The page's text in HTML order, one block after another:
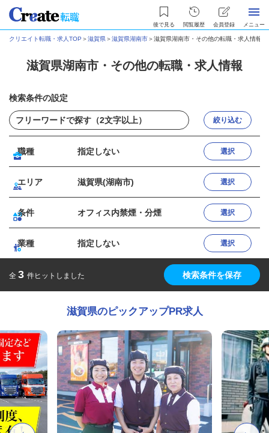
後で見る 閲覧履歴 会員登録 メニュー
クリエイト転職・求人TOP ＞滋賀県＞滋賀県湖南市＞滋賀県湖南市・その他の転職・求人情報
滋賀県湖南市・その他の転職・求人情報
検索条件の設定
絞り込む
職種 指定しない 選択
エリア 滋賀県(湖南市) 選択
条件 オフィス内禁煙・分煙 選択
業種 指定しない 選択
全 3 件ヒットしました 検索条件を保存
滋賀県のピックアップPR求人